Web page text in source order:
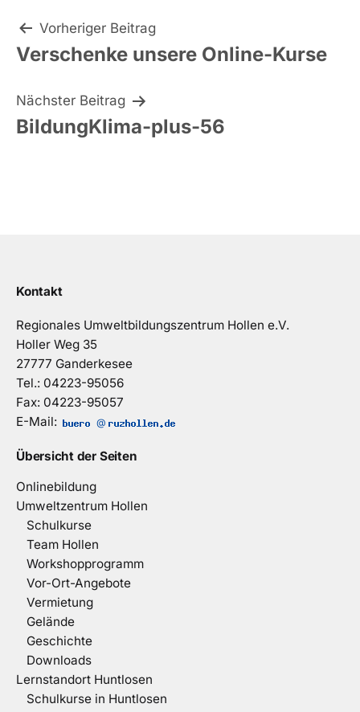
Beitragsnavigation
Vorheriger Beitrag
Verschenke unsere Online-Kurse
Nächster Beitrag
BildungKlima-plus-56
Kontakt
Regionales Umweltbildungszentrum Hollen e.V.
Holler Weg 35
27777 Ganderkesee
Tel.: 04223-95056
Fax: 04223-95057
E-Mail:
@
Übersicht der Seiten
Onlinebildung
Umweltzentrum Hollen
Schulkurse
Team Hollen
Workshopprogramm
Vor-Ort-Angebote
Vermietung
Gelände
Geschichte
Downloads
Lernstandort Huntlosen
Schulkurse in Huntlosen